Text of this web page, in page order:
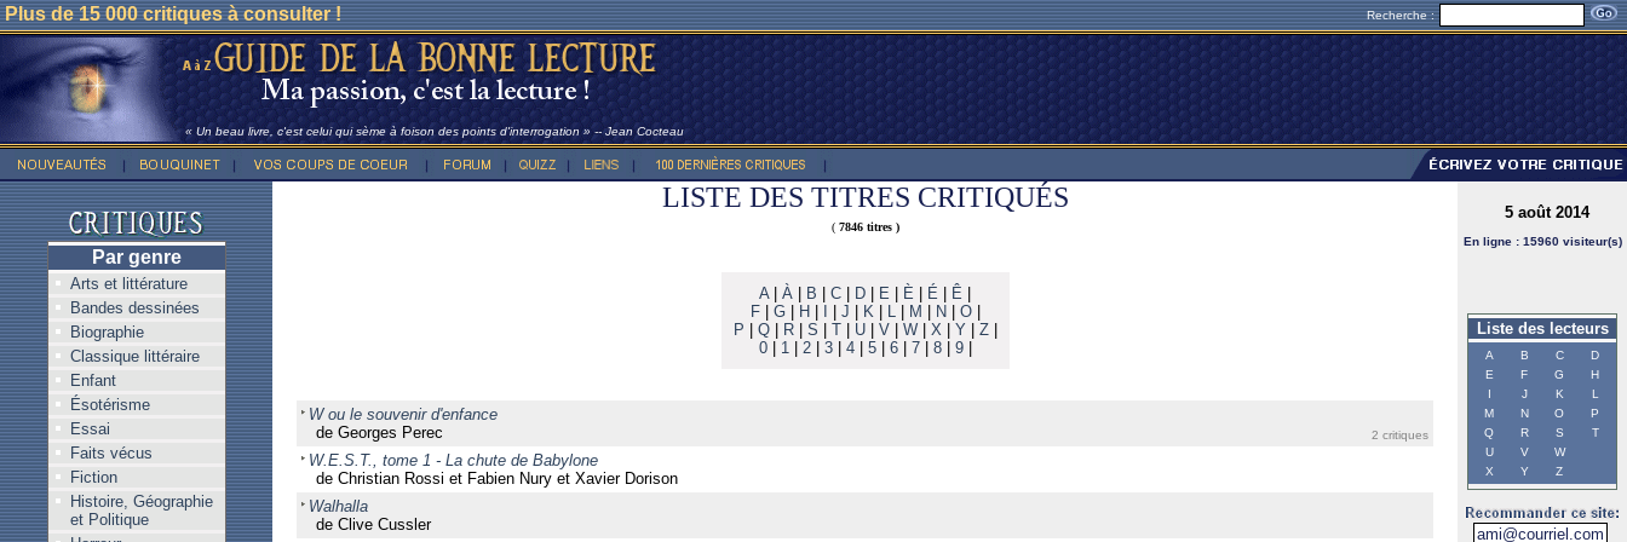
Plus de 15 000 critiques à consulter ! Recherche :
« Un beau livre, c'est celui qui sème à foison des points d'interrogation » -- Jean Cocteau
Par genre
Arts et littérature
Bandes dessinées
Biographie
Classique littéraire
Enfant
Ésotérisme
Essai
Faits vécus
Fiction
Histoire, Géographie
et Politique
LISTE DES TITRES CRITIQUÉS
( 7846 titres )
A| À B C D E È É Ê
F| G| H J K| L| M N O|
P
Q| R| S T| U| V| W| X| Y| Z|
0| 1| 2| 3| 4| 5| 6| 7| 8| 9|
W ou le souvenir d'enfance
de Georges Perec
2 critiques
W.E.S.T., tome 1 - La chute de Babylone
de Christian Rossi et Fabien Nury et Xavier Dorison
Walhalla
de Clive Cussler
5 août 2014
En ligne : 15960 visiteur(s)
Liste des lecteurs
A B C
D
E
F G
H
I
J K
L
M
N O
P
Q
R S
T
U
V
W
X
Y Z